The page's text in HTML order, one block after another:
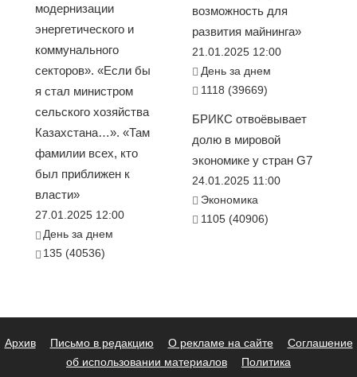
модернизации
энергетического и
коммунального
секторов». «Если бы
я стал министром
сельского хозяйства
Казахстана…». «Там
фамилии всех, кто
был приближен к
власти»
27.01.2025 12:00
День за днем
135 (40536)
возможность для
развития майнинга»
21.01.2025 12:00
День за днем
1118 (39669)
БРИКС отвоёвывает
долю в мировой
экономике у стран G7
24.01.2025 11:00
Экономика
1105 (40906)
Архив Письмо в редакцию О рекламе на сайте
Соглашение
об использовании материалов
Политика